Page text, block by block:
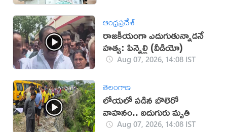
ఆంధ్రప్రదేశ్
రాజకీయంగా ఎదుగుతున్నాడనే
హత్య: పిన్నెల్లి (వీడియో)
Aug 07, 2026, 14:08 IST
తెలంగాణ
లోయలో పడిన బొలెరో
వాహనం.. ఐదుగురు మృతి
Aug 07, 2026, 14:08 IST